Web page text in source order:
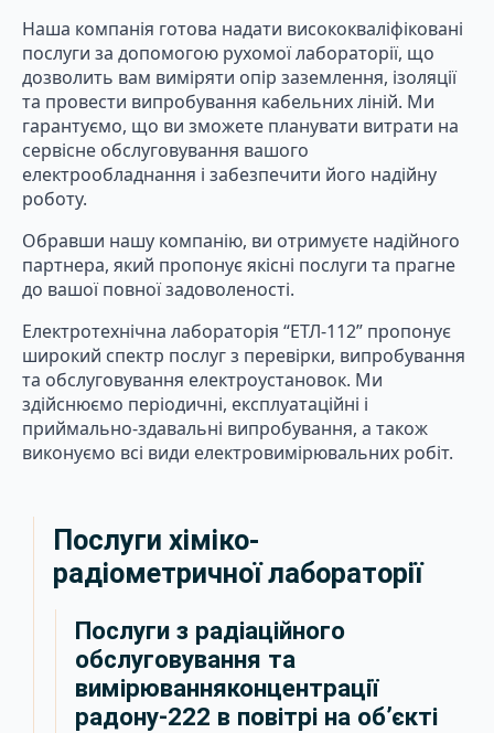
Наша компанія готова надати висококваліфіковані
послуги за допомогою рухомої лабораторії, що
дозволить вам виміряти опір заземлення, ізоляції
та провести випробування кабельних ліній. Ми
гарантуємо, що ви зможете планувати витрати на
сервісне обслуговування вашого
електрообладнання і забезпечити його надійну
роботу.
Обравши нашу компанію, ви отримуєте надійного
партнера, який пропонує якісні послуги та прагне
до вашої повної задоволеності.
Електротехнічна лабораторія “ЕТЛ-112” пропонує
широкий спектр послуг з перевірки, випробування
та обслуговування електроустановок. Ми
здійснюємо періодичні, експлуатаційні і
приймально-здавальні випробування, а також
виконуємо всі види електровимірювальних робіт.
Послуги хіміко-
радіометричної лабораторії
Послуги з радіаційного
обслуговування та
вимірюванняконцентрації
радону-222 в повітрі на об’єкті